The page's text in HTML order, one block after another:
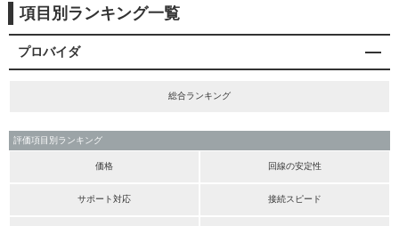
項目別ランキング一覧
プロバイダ
総合ランキング
評価項目別ランキング
価格 回線の安定性
サポート対応 接続スピード